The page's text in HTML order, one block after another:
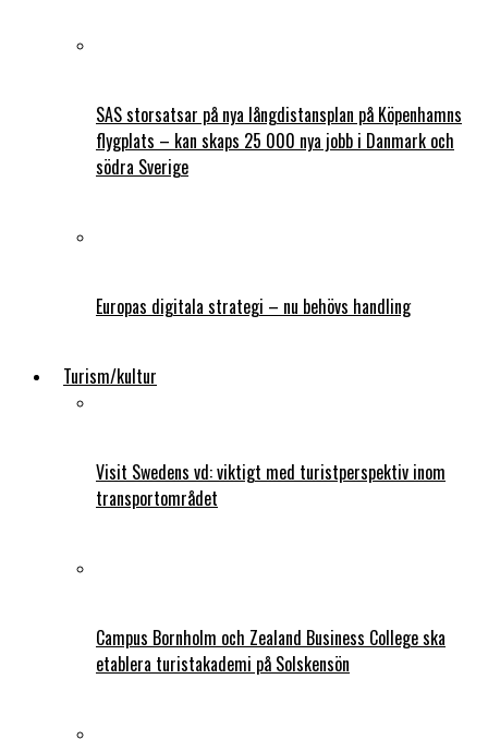
SAS storsatsar på nya långdistansplan på Köpenhamns
flygplats – kan skaps 25 000 nya jobb i Danmark och
södra Sverige
Europas digitala strategi – nu behövs handling
Turism/kultur
Visit Swedens vd: viktigt med turistperspektiv inom
transportområdet
Campus Bornholm och Zealand Business College ska
etablera turistakademi på Solskensön